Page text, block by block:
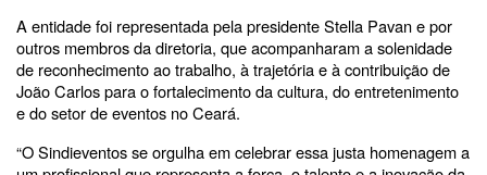
A entidade foi representada pela presidente Stella Pavan e por
outros membros da diretoria, que acompanharam a solenidade
de reconhecimento ao trabalho, à trajetória e à contribuição de
João Carlos para o fortalecimento da cultura, do entretenimento
e do setor de eventos no Ceará.
“O Sindieventos se orgulha em celebrar essa justa homenagem a